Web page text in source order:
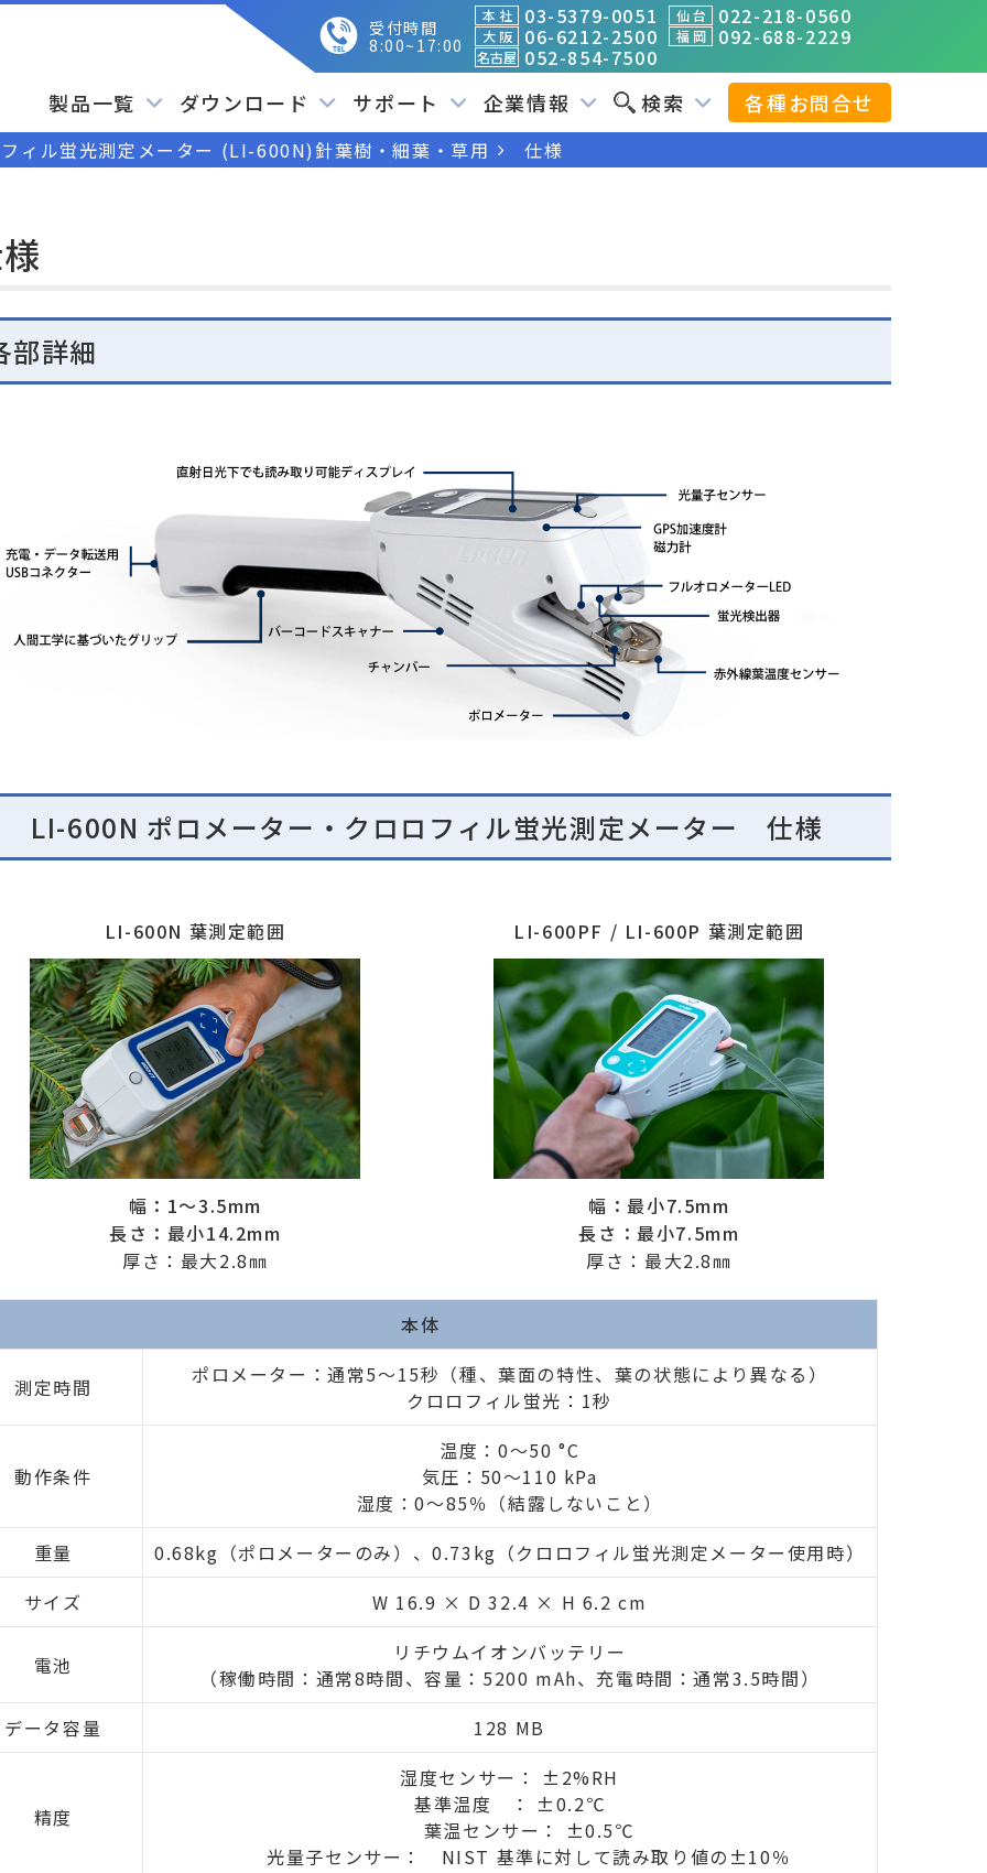
受付時間
8:00~17:00
本 社 03-5379-0051 仙 台 022-218-0560
大 阪 06-6212-2500 福 岡 092-688-2229
名古屋 052-854-7500
製品一覧 ダウンロード サポート 企業情報 検索 各種お問合せ
ィル蛍光測定メーター (LI-600N)針葉樹・細葉・草用 仕様
部詳細
LI-600N ポロメーター・クロロフィル蛍光測定メーター 仕様
LI-600N 葉測定範囲
幅：1～3.5mm
長さ：最小14.2mm
厚さ：最大2.8㎜
LI-600PF / LI-600P 葉測定範囲
幅：最小7.5mm
長さ：最小7.5mm
厚さ：最大2.8㎜
本体
測定時間
ポロメーター：通常5～15秒（種、葉面の特性、葉の状態により異なる）
クロロフィル蛍光：1秒
動作条件
温度：0～50 °C
気圧：50〜110 kPa
湿度：0～85％（結露しないこと）
重量
0.68kg（ポロメーターのみ）、0.73kg（クロロフィル蛍光測定メーター使用時）
サイズ
W 16.9 × D 32.4 × H 6.2 cm
電池
リチウムイオンバッテリー
（稼働時間：通常8時間、容量：5200 mAh、充電時間：通常3.5時間）
データ容量
128 MB
精度
湿度センサー： ±2%RH
基準温度 ： ±0.2℃
葉温センサー： ±0.5℃
光量子センサー： NIST 基準に対して読み取り値の±10％